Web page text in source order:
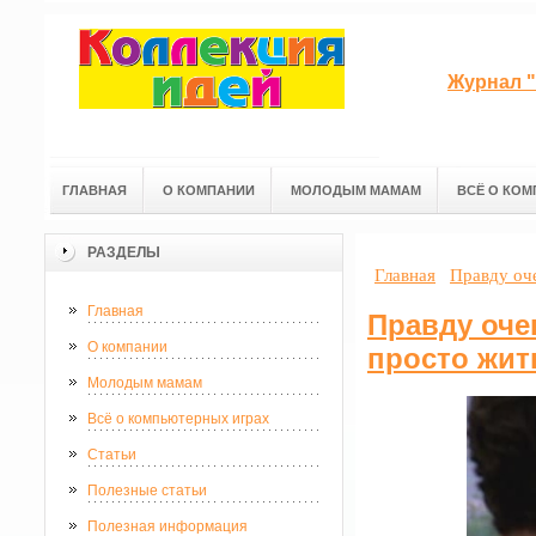
Журнал
ГЛАВНАЯ О КОМПАНИИ МОЛОДЫМ МАМАМ ВСЁ О
РАЗДЕЛЫ
Главная
О компании
Молодым мамам
Всё о компьютерных играх
Статьи
Полезные статьи
Полезная информация
Главная Правду
Правду
просто